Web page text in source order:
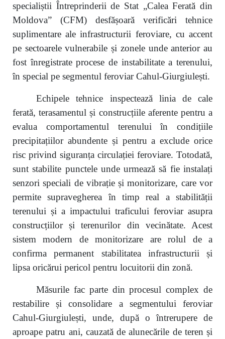
specialiștii Întreprinderii de Stat „Calea Ferată din
Moldova” (CFM) desfășoară verificări tehnice
suplimentare ale infrastructurii feroviare, cu accent
pe sectoarele vulnerabile și zonele unde anterior au
fost înregistrate procese de instabilitate a terenului,
în special pe segmentul feroviar Cahul-Giurgiulești.
Echipele tehnice inspectează linia de cale
ferată, terasamentul și construcțiile aferente pentru a
evalua comportamentul terenului în condițiile
precipitațiilor abundente și pentru a exclude orice
risc privind siguranța circulației feroviare. Totodată,
sunt stabilite punctele unde urmează să fie instalați
senzori speciali de vibrație și monitorizare, care vor
permite supravegherea în timp real a stabilității
terenului și a impactului traficului feroviar asupra
construcțiilor și terenurilor din vecinătate. Acest
sistem modern de monitorizare are rolul de a
confirma permanent stabilitatea infrastructurii și
lipsa oricărui pericol pentru locuitorii din zonă.
Măsurile fac parte din procesul complex de
restabilire și consolidare a segmentului feroviar
Cahul-Giurgiulești, unde, după o întrerupere de
aproape patru ani, cauzată de alunecările de teren și